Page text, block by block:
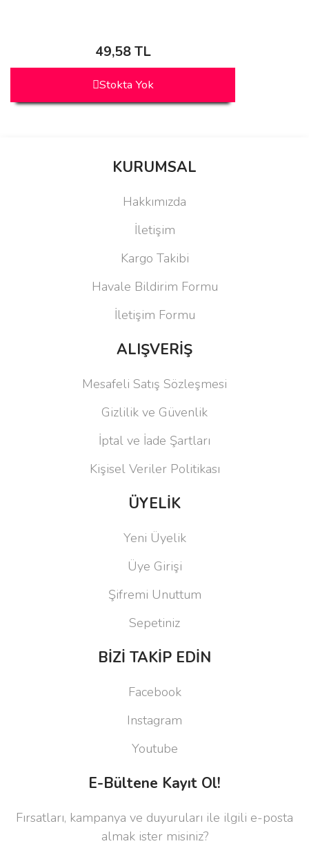
49,58 TL
Stokta Yok
KURUMSAL
Hakkımızda
İletişim
Kargo Takibi
Havale Bildirim Formu
İletişim Formu
ALIŞVERİŞ
Mesafeli Satış Sözleşmesi
Gizlilik ve Güvenlik
İptal ve İade Şartları
Kişisel Veriler Politikası
ÜYELİK
Yeni Üyelik
Üye Girişi
Şifremi Unuttum
Sepetiniz
BİZİ TAKİP EDİN
Facebook
Instagram
Youtube
E-Bültene Kayıt Ol!
Fırsatları, kampanya ve duyuruları ile ilgili e-posta
almak ister misiniz?